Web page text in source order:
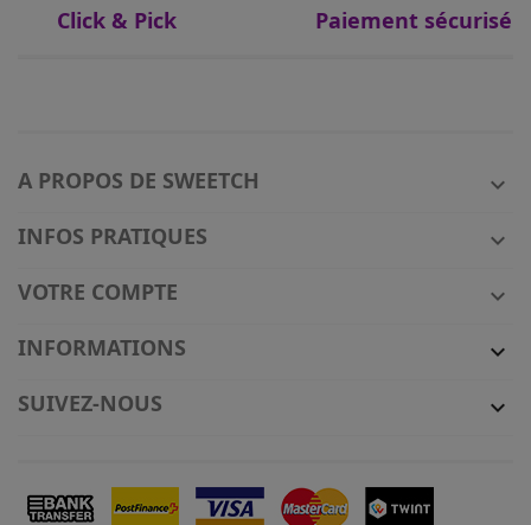
Click & Pick Paiement sécurisé
A PROPOS DE SWEETCH

INFOS PRATIQUES

VOTRE COMPTE

INFORMATIONS

SUIVEZ-NOUS
